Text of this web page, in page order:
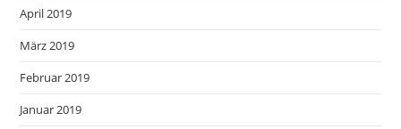
April 2019
März 2019
Februar 2019
Januar 2019